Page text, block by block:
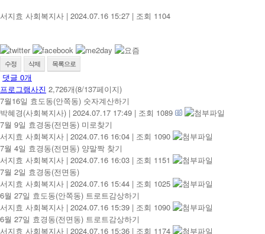
서지효 사회복지사 | 2024.07.16 15:27 | 조회 1104
수정 삭제 목록으로
댓글 0개
프로그램사진 2,726개(8/137페이지)
7월16일 효도동(안쪽동) 숫자계산하기
박혜경(사회복지사) | 2024.07.17 17:49 | 조회 1089
7월 9일 효경동(전면동) 미로찾기
서지효 사회복지사 | 2024.07.16 16:04 | 조회 1090
7월 4일 효경동(전면동) 양말짝 찾기
서지효 사회복지사 | 2024.07.16 16:03 | 조회 1151
7월 2일 효경동(전면동)
서지효 사회복지사 | 2024.07.16 15:44 | 조회 1025
6월 27일 효도동(안쪽동) 트로트감상하기
서지효 사회복지사 | 2024.07.16 15:39 | 조회 1090
6월 27일 효경동(전면동) 트로트감상하기
서지효 사회복지사 | 2024.07.16 15:36 | 조회 1174